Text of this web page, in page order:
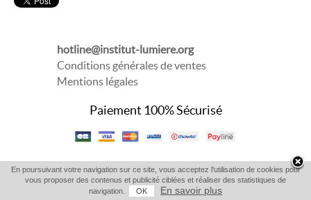
hotline@institut-lumiere.org
Conditions générales de ventes
Mentions légales
Paiement 100% Sécurisé
En poursuivant votre navigation sur ce site, vous acceptez l'utilisation de cookies pour
vous proposer des contenus et publicité ciblées et réaliser des statistiques de
navigation.
OK En savoir plus